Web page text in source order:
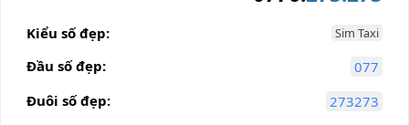
Kiểu số đẹp: Sim Taxi
Đầu số đẹp:
077
Đuôi số đẹp:
273273